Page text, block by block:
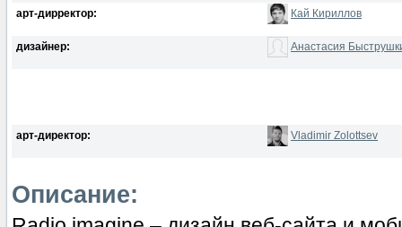
арт-дирректор: Кай Кириллов
дизайнер: Анастасия
арт-директор: Vladimir Zolottsev
Описание: